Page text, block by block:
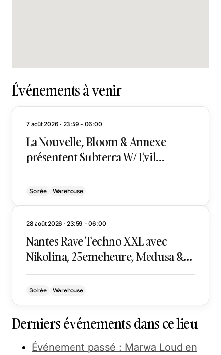
Événements à venir
7 août 2026 · 23:59 - 06:00
La Nouvelle, Bloom & Annexe
présentent Subterra W/ Evil
Grimace
Soirée Warehouse
28 août 2026 · 23:59 - 06:00
Nantes Rave Techno XXL avec
Nikolina, 25emeheure, Medusa &
More
Soirée Warehouse
Derniers événements dans ce lieu
Événement passé : Marwa Loud en